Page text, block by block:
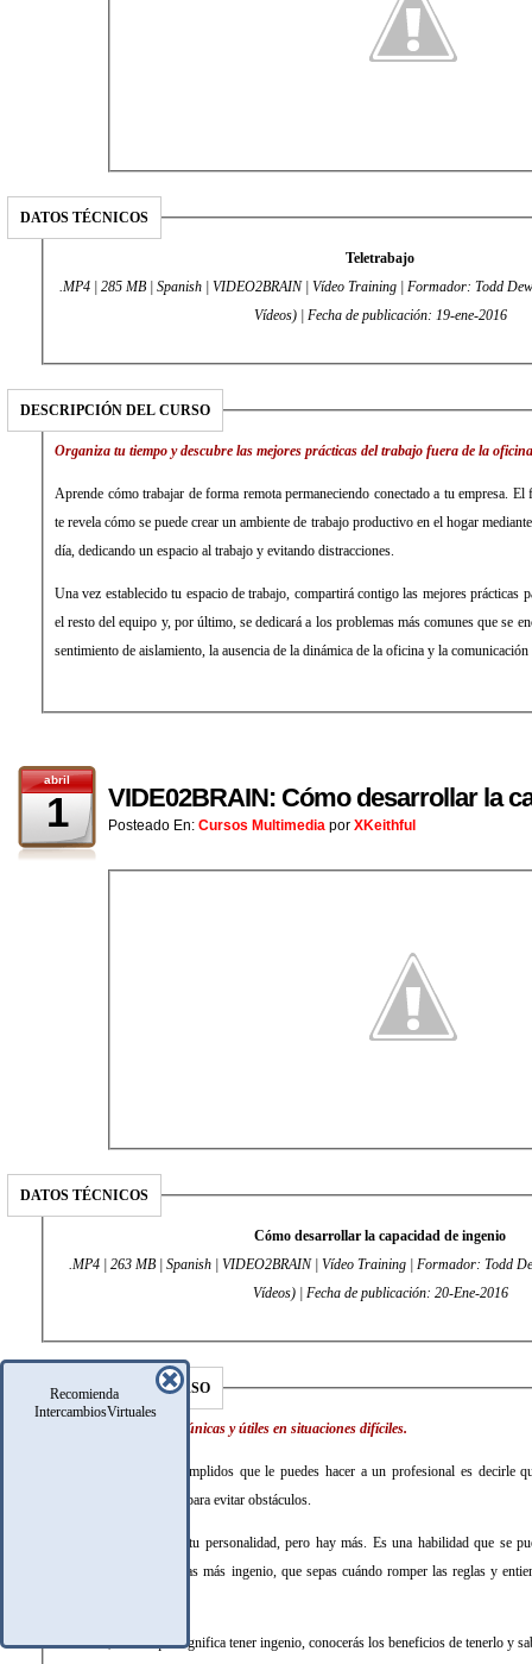
Recomienda
IntercambiosVirtuales
DATOS TÉCNICOS
Teletrabajo
.MP4 | 285 MB | Spanish | VIDEO2BRAIN | Vídeo Training | Formador: Todd
Vídeos) | Fecha de publicación: 19-ene-2016
DESCRIPCIÓN DEL CURSO
Organiza tu tiempo y descubre las mejores prácticas del trabajo fuera de la
Aprende cómo trabajar de forma remota permaneciendo conectado a tu empresa.
te revela cómo se puede crear un ambiente de trabajo productivo en el hogar
día, dedicando un espacio al trabajo y evitando distracciones.
Una vez establecido tu espacio de trabajo, compartirá contigo las mejores prácticas
el resto del equipo y, por último, se dedicará a los problemas más comunes que se
sentimiento de aislamiento, la ausencia de la dinámica de la oficina y la
abril
1 VIDE02BRAIN: Cómo desarrollar la
Posteado En: Cursos Multimedia por XKeithful
DATOS TÉCNICOS
Cómo desarrollar la capacidad de ingenio
.MP4 | 263 MB | Spanish | VIDEO2BRAIN | Vídeo Training | Formador: Todd
Vídeos) | Fecha de publicación: 20-Ene-2016
DESCRIPCIÓN DEL CURSO
Encuentra soluciones únicas y útiles en situaciones difíciles.
Uno de los mejores cumplidos que le puedes hacer a un profesional es decirle
soluciones interesantes para evitar obstáculos.
El ingenio depende de tu personalidad, pero hay más. Es una habilidad que se
ayudaremos a que tengas más ingenio, que sepas cuándo romper las reglas y
Al acabar, sabrás qué significa tener ingenio, conocerás los beneficios de tenerlo y